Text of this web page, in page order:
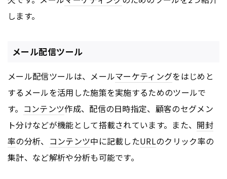
します。
メール配信ツール
メール配信ツールは、メールマーケティングをはじめと
するメールを活用した施策を実施するためのツールで
す。 コンテンツ作成、配信の日時指定、顧客のセグメン
ト分けなどが機能として搭載されています。また、 開封
率の分析、 コンテンツ中に記載したURLのクリック率の
集計、など解析や分析も可能です。